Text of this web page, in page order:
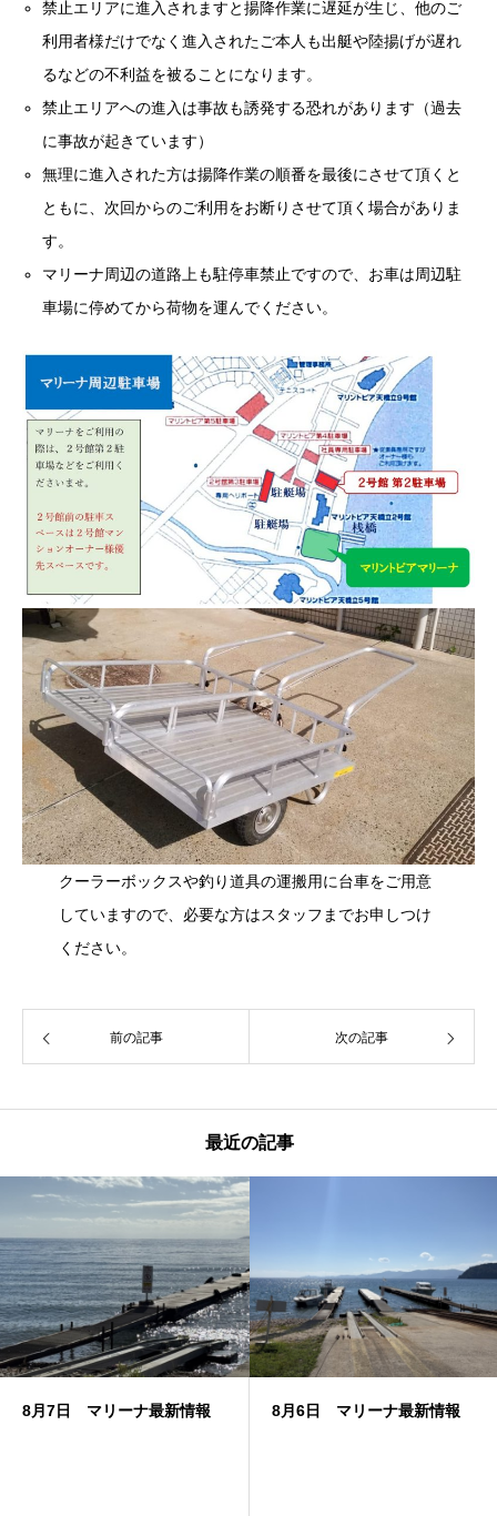
禁止エリアに進入されますと揚降作業に遅延が生じ、他のご
利用者様だけでなく進入されたご本人も出艇や陸揚げが遅れ
るなどの不利益を被ることになります。
禁止エリアへの進入は事故も誘発する恐れがあります（過去
に事故が起きています）
無理に進入された方は揚降作業の順番を最後にさせて頂くと
ともに、次回からのご利用をお断りさせて頂く場合がありま
す。
マリーナ周辺の道路上も駐停車禁止ですので、お車は周辺駐
車場に停めてから荷物を運んでください。
クーラーボックスや釣り道具の運搬用に台車をご用意
していますので、必要な方はスタッフまでお申しつけ
ください。
前の記事 次の記事
最近の記事
8月7日 マリーナ最新情報 8月6日 マリーナ最新情報